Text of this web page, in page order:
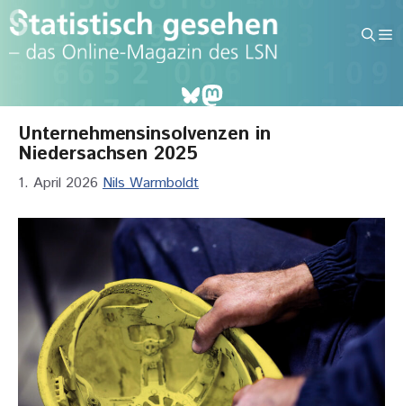
Zum
Inhalt
springen
Bluesky
Mastodon
Unternehmensinsolvenzen in
Niedersachsen 2025
1. April 2026 Nils Warmboldt